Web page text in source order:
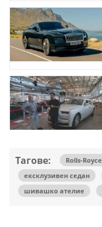
Тагове: Rolls-Royce
ексклузивен седан
шивашко ателие